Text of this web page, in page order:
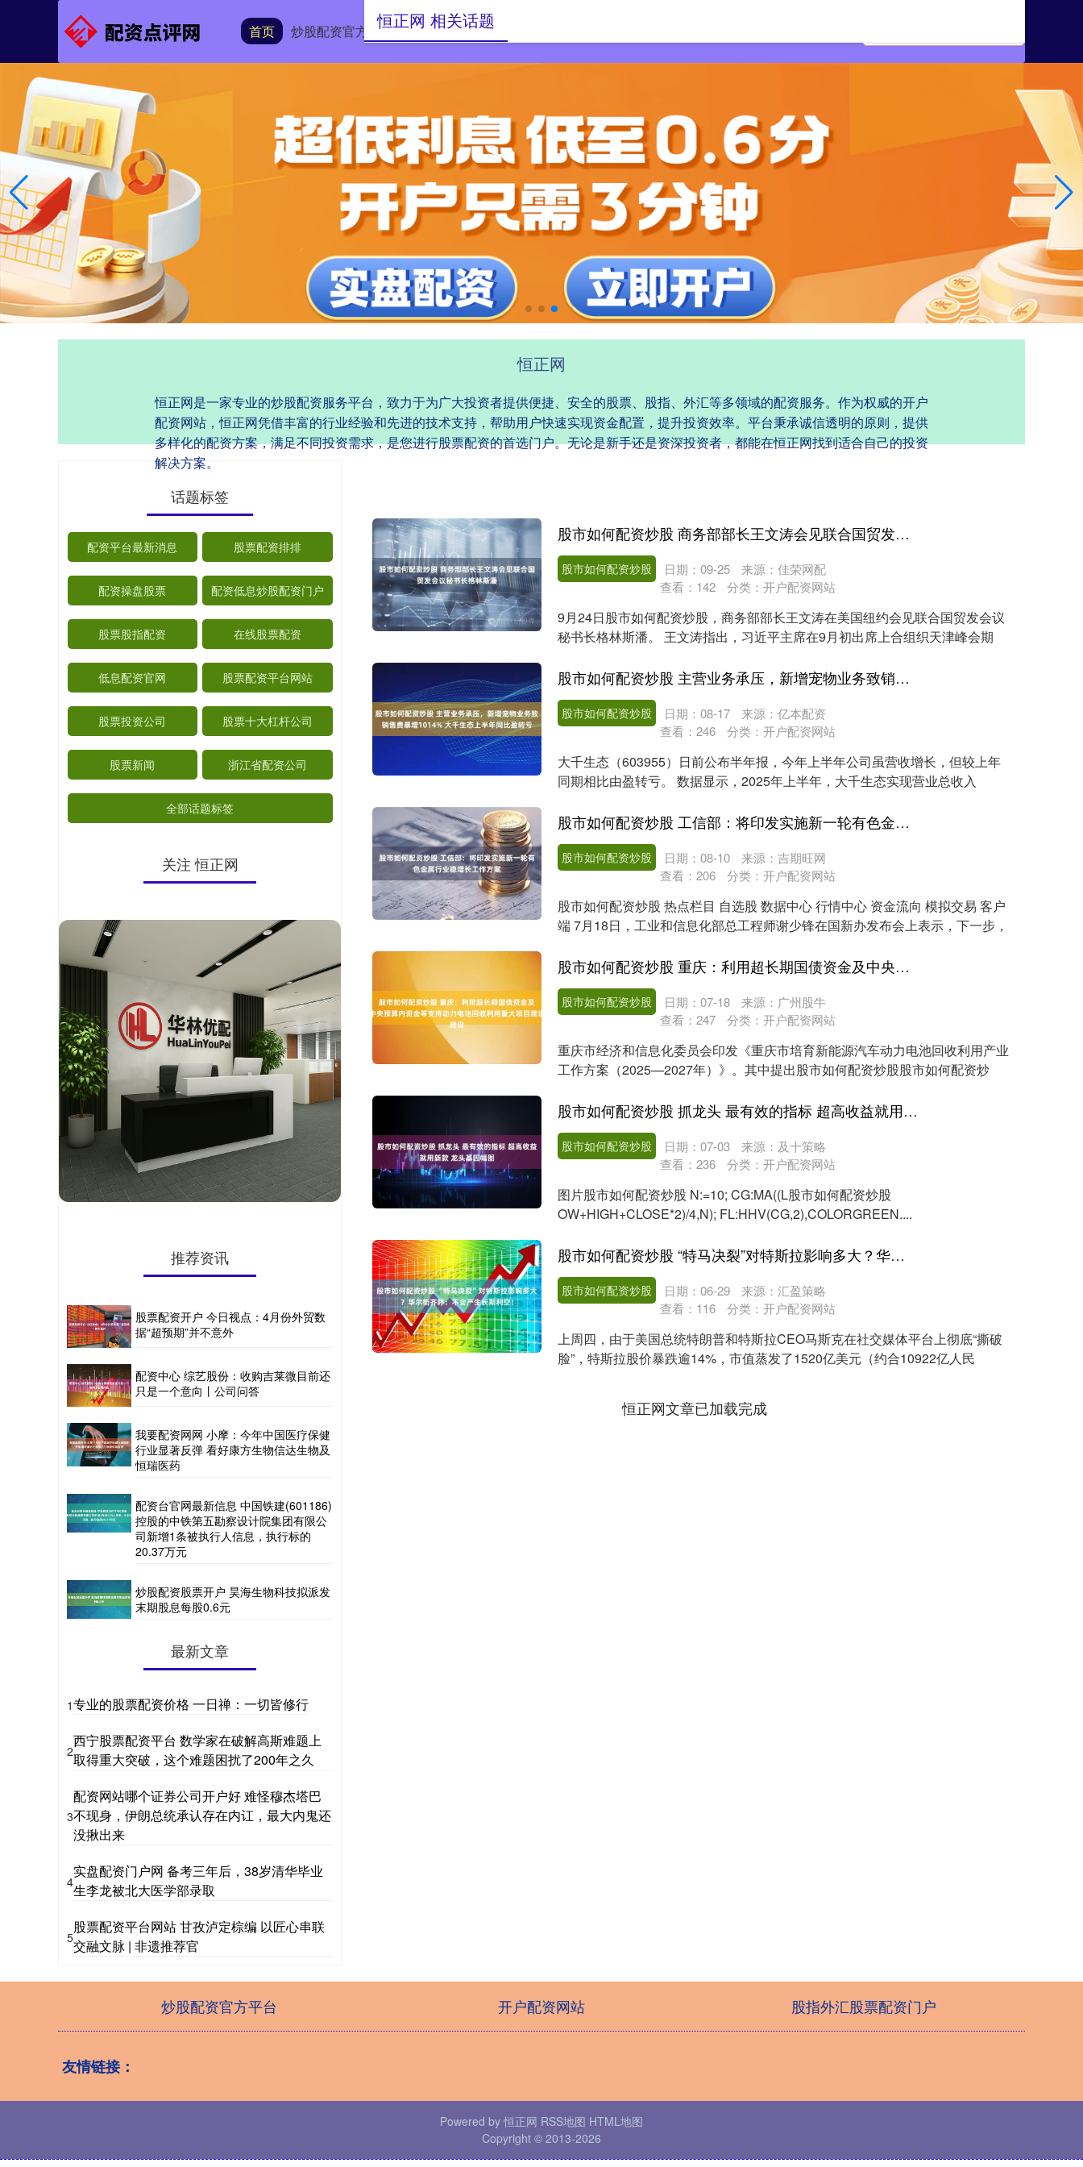
首页 炒股配资官方平台 开户配资网站
恒正网
恒正网是一家专业的炒股配资服务平台，致力于为广大投资者提供便捷、安全的股票、股指、外汇等多领域的配资服务。作为权威的开户
配资网站，恒正网凭借丰富的行业经验和先进的技术支持，帮助用户快速实现资金配置，提升投资效率。平台秉承诚信透明的原则，提供
多样化的配资方案，满足不同投资需求，是您进行股票配资的首选门户。无论是新手还是资深投资者，都能在恒正网找到适合自己的投资
解决方案。
恒正网 相关话题
股市如何配资炒股 商务部部长王文涛会见联合国贸发会议秘书长格林斯潘
股市如何配资炒股 日期：09-25
来源：佳荣网配
查看： 142 分类： 开户配资网站
9月24日股市如何配资炒股，商务部部长王文涛在美国纽约会见联合国贸发会议
秘书长格林斯潘。 王文涛指出，习近平主席在9月初出席上合组织天津峰会期
股市如何配资炒股 主营业务承压，新增宠物业务致销售费暴增1014% 大千生态上半年同比盈转亏
股市如何配资炒股 日期：08-17
来源：亿本配资
查看： 246 分类： 开户配资网站
大千生态（603955）日前公布半年报，今年上半年公司虽营收增长，但较上年
同期相比由盈转亏。 数据显示，2025年上半年，大千生态实现营业总收入
股市如何配资炒股 工信部：将印发实施新一轮有色金属行业稳增长工作方案
股市如何配资炒股 日期：08-10
来源：吉期旺网
查看： 206 分类： 开户配资网站
股市如何配资炒股 热点栏目 自选股 数据中心 行情中心 资金流向 模拟交易 客户
端 7月18日，工业和信息化部总工程师谢少锋在国新办发布会上表示，下一步，
股市如何配资炒股 重庆：利用超长期国债资金及中央预算内资金等支持动力电池回收利用重大项目建设
股市如何配资炒股 日期：07-18
来源：广州股牛
查看： 247 分类： 开户配资网站
重庆市经济和信息化委员会印发《重庆市培育新能源汽车动力电池回收利用产业
工作方案（2025—2027年）》。其中提出股市如何配资炒股股市如何配资炒
股市如何配资炒股 抓龙头 最有效的指标 超高收益就用新款 龙头基因幅图
股市如何配资炒股 日期：07-03
来源：及十策略
查看： 236 分类： 开户配资网站
图片股市如何配资炒股 N:=10; CG:MA((L股市如何配资炒股
OW+HIGH+CLOSE*2)/4,N); FL:HHV(CG,2),COLORGREEN....
股市如何配资炒股 “特马决裂”对特斯拉影响多大？华尔街齐呼：不会产生长期利空！
股市如何配资炒股 日期：06-29
来源：汇盈策略
查看： 116 分类： 开户配资网站
上周四，由于美国总统特朗普和特斯拉CEO马斯克在社交媒体平台上彻底“撕破
脸”，特斯拉股价暴跌逾14%，市值蒸发了1520亿美元（约合10922亿人民
恒正网文章已加载完成
话题标签
配资平台最新消息 股票配资排排
配资操盘股票 配资低息炒股配资门户
股票股指配资 在线股票配资
低息配资官网 股票配资平台网站
股票投资公司 股票十大杠杆公司
股票新闻 浙江省配资公司
全部话题标签
关注 恒正网
推荐资讯
股票配资开户 今日视点：4月份外贸数
据“超预期”并不意外
配资中心 综艺股份：收购吉莱微目前还
只是一个意向丨公司问答
我要配资网网 小摩：今年中国医疗保健
行业显著反弹 看好康方生物信达生物及
恒瑞医药
配资台官网最新信息 中国铁建(601186)
控股的中铁第五勘察设计院集团有限公
司新增1条被执行人信息，执行标的
20.37万元
炒股配资股票开户 昊海生物科技拟派发
末期股息每股0.6元
最新文章
1专业的股票配资价格 一日禅：一切皆修行
2
西宁股票配资平台 数学家在破解高斯难题上
取得重大突破，这个难题困扰了200年之久
3
配资网站哪个证券公司开户好 难怪穆杰塔巴
不现身，伊朗总统承认存在内讧，最大内鬼还
没揪出来
4
实盘配资门户网 备考三年后，38岁清华毕业
生李龙被北大医学部录取
5
股票配资平台网站 甘孜泸定棕编 以匠心串联
交融文脉 | 非遗推荐官
炒股配资官方平台 开户配资网站 股指外汇股票配资门户
友情链接：
Powered by恒正网 RSS地图 HTML地图
Copyright © 2013-2026